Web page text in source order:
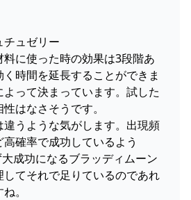
ュゼリー
に使った時の効果は3段階あ
時間を延長することができま
って決まっています。試した
はなさそうです。
違うような気がします。出現頻
確率で成功しているよう
成功になるブラッディムーン
てそれで足りているのであれ
。